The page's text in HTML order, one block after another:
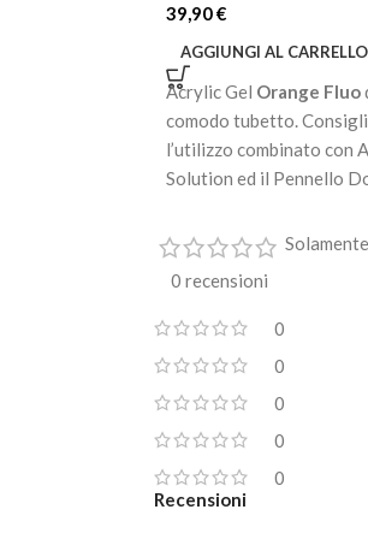
39,90€
AGGIUNGI AL CARRELLO
Acrylic Gel Orange Fluo
comodo tubetto.
l’utilizzo combinato con
Solution ed il Pennello
quantità dal tubetto e
sull’unghia. Modellare il
solo dopo aver bagnato il
nell’Acrylic Solution.
CARATTERISTICHE:
Unisce le caratteristiche
dell'Acrilico
coperture
0 recensioni
0
0
0
0
0
Recensioni